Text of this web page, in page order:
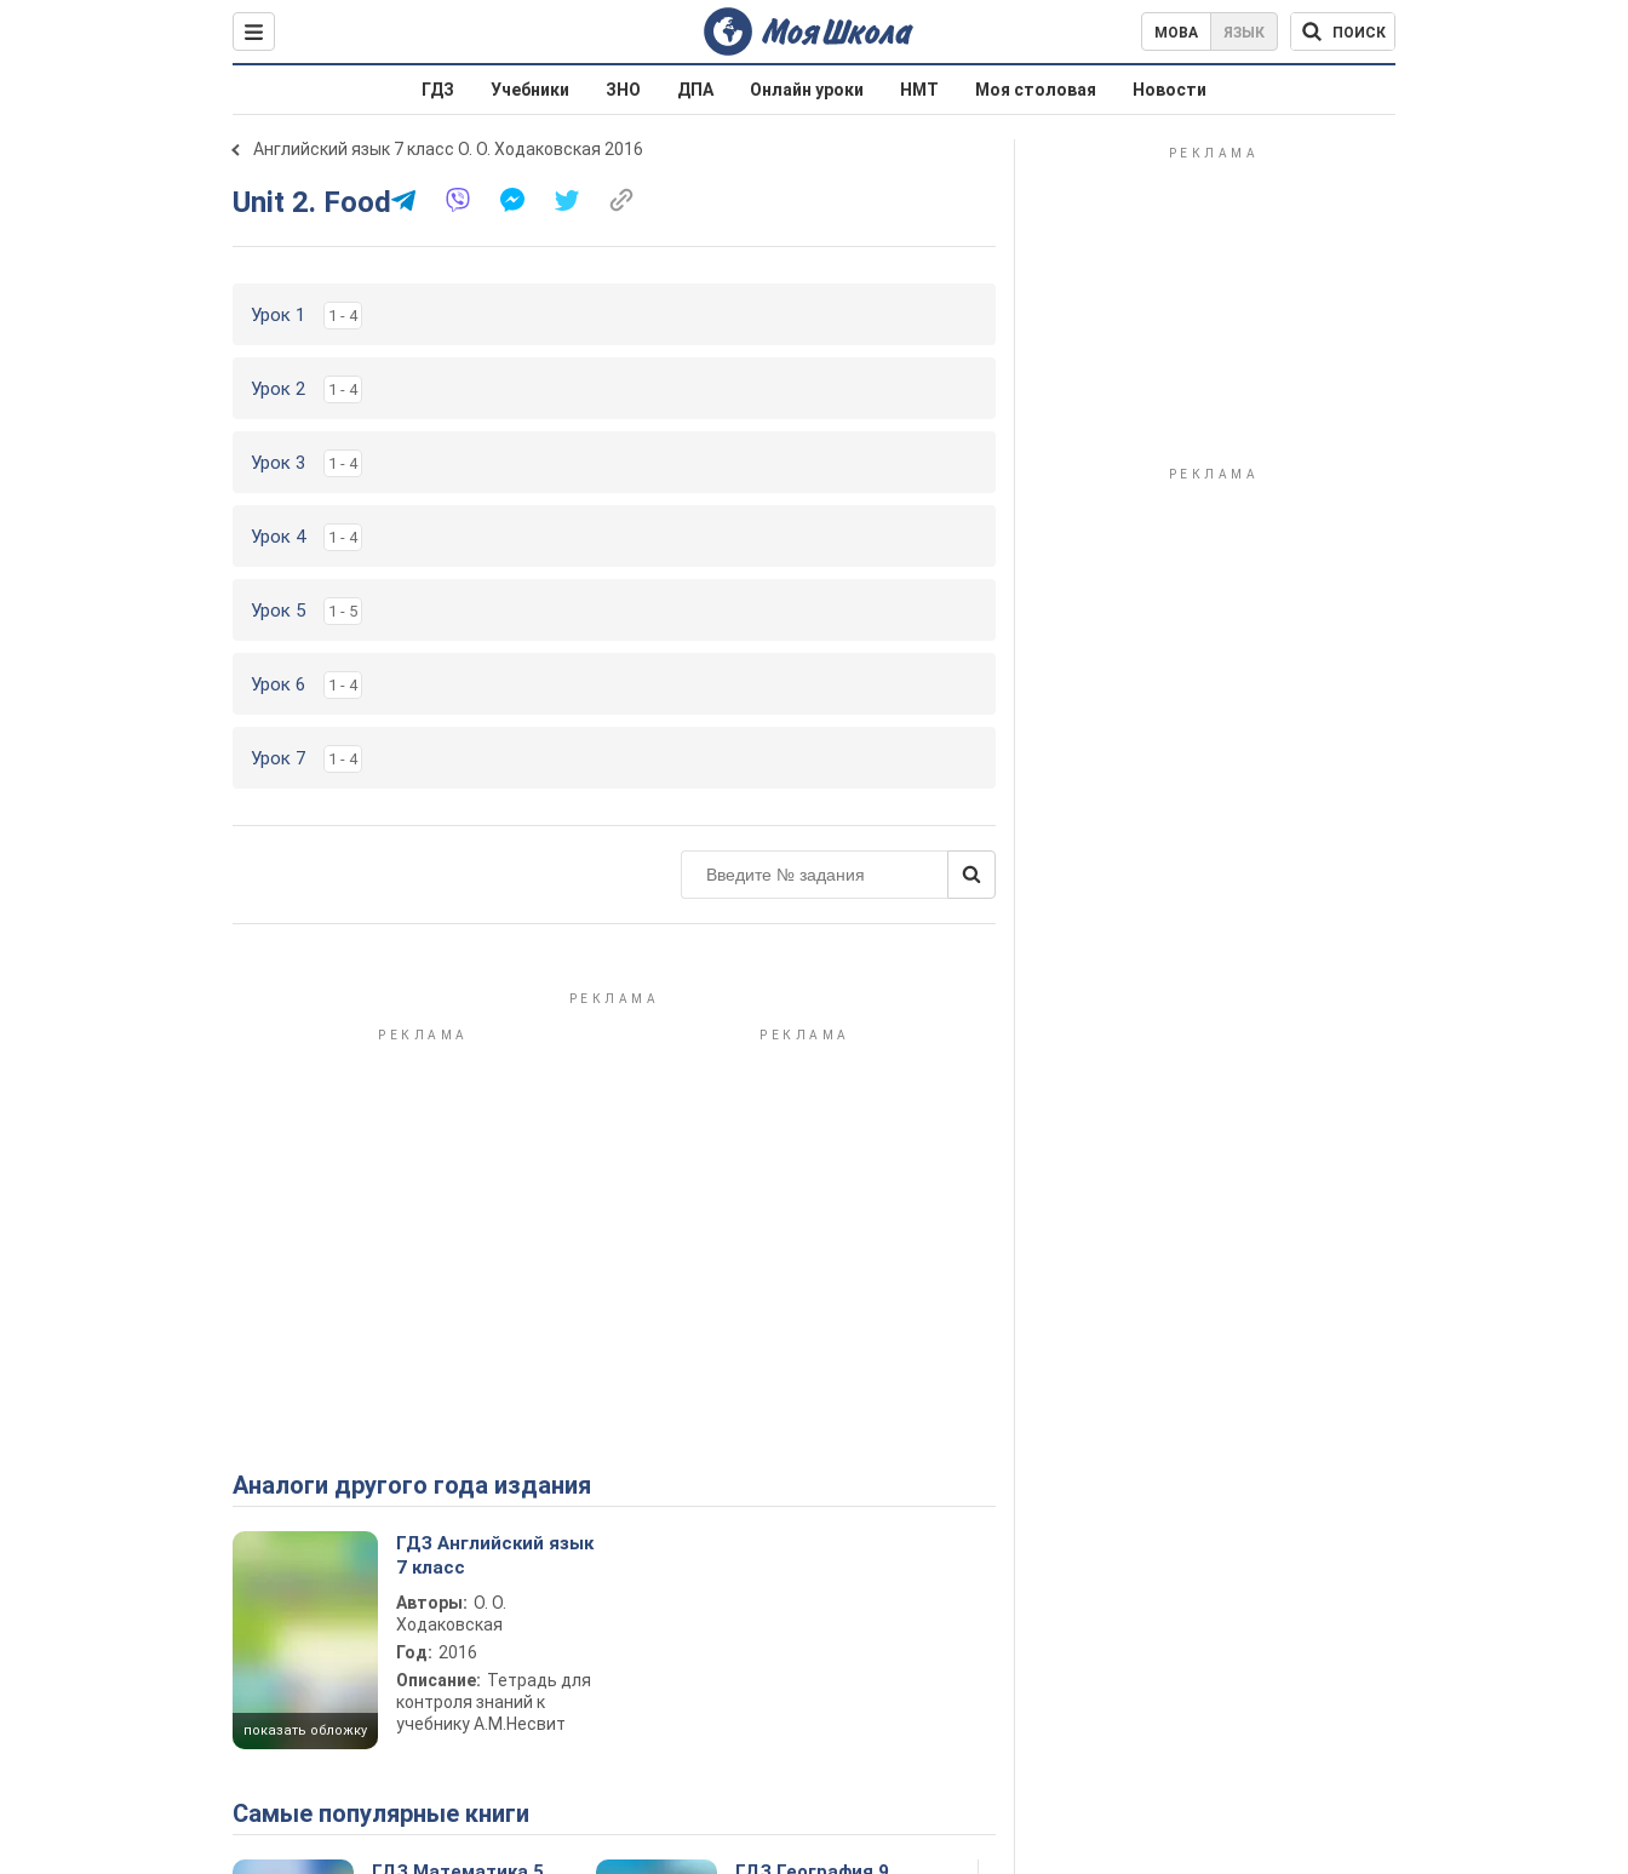
МОВА ЯЗЫК ПОИСК
ГДЗ Учебники ЗНО ДПА Онлайн уроки НМТ Моя столовая Новости
Английский язык 7 класс О. О. Ходаковская 2016
Unit 2. Food
Урок 1 1 - 4
Урок 2 1 - 4
Урок 3 1 - 4
Урок 4 1 - 4
Урок 5 1 - 5
Урок 6 1 - 4
Урок 7 1 - 4
Аналоги другого года издания
показать обложку
ГДЗ Английский язык
7 класс
Авторы: О. О.
Ходаковская
Год: 2016
Описание: Тетрадь для
контроля знаний к
учебнику А.М.Несвит
Самые популярные книги